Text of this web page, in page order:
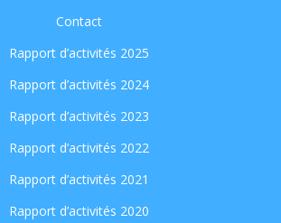
Contact
Rapport d’activités 2025
Rapport d’activités 2024
Rapport d’activités 2023
Rapport d’activités 2022
Rapport d’activités 2021
Rapport d’activités 2020